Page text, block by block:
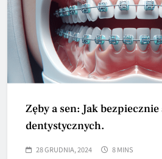
Zęby a sen: Jak
dentystycznych.
28 GRUDNIA, 2024 8 MINS